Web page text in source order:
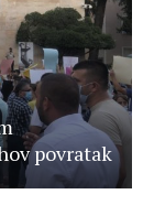
povratak